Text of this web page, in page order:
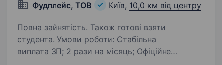
Фудплейс, ТОВ Київ, 10,0 км від центру
Повна зайнятість. Також готові взяти
студента. Умови роботи: Стабільна
виплата ЗП; 2 рази на місяць; Офіційне